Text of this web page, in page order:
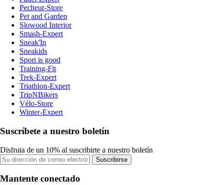
Pecheur-Store
Pet and Garden
Slowood Interior
Smash-Expert
Sneak'In
Sneakids
Sport is good
Training-Fit
Trek-Expert
Triathlon-Expert
TripNBikers
Vélo-Store
Winter-Expert
Suscríbete a nuestro boletín
Disfruta de un 10% al suscribirte a nuestro boletín
Suscribirse
Mantente conectado